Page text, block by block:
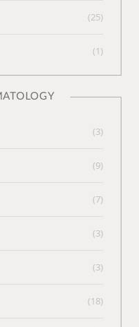
(25)
(1)
(3)
(9)
(7)
(3)
(3)
(18)